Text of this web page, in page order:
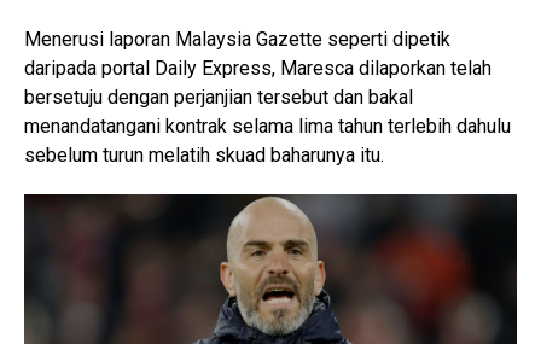
Menerusi laporan Malaysia Gazette seperti dipetik
daripada portal Daily Express, Maresca dilaporkan telah
bersetuju dengan perjanjian tersebut dan bakal
menandatangani kontrak selama lima tahun terlebih dahulu
sebelum turun melatih skuad baharunya itu.